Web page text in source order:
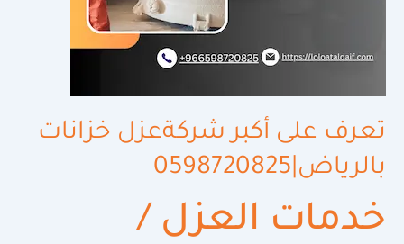
تعرف على أكبر شركةعزل خزانات
بالرياض|0598720825
خدمات العزل /